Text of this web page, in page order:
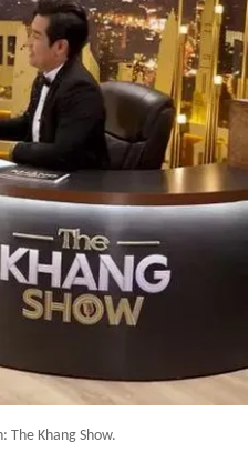
The Khang Show.